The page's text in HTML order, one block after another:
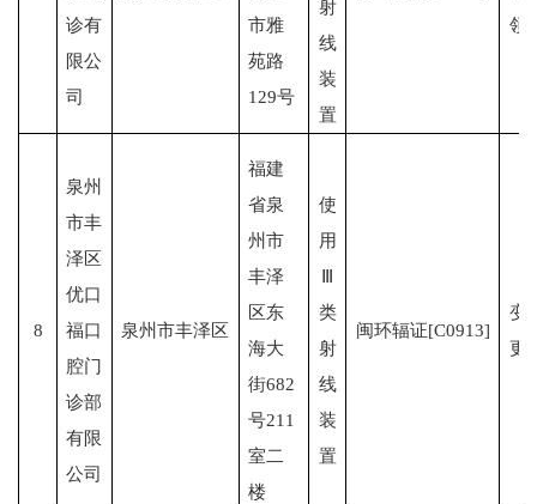
诊有
限公
司
市雅
苑路
129号
射
线
装
置
领
8
泉州
市丰
泽区
优口
福口
腔门
诊部
有限
公司
泉州市丰泽区
福建
省泉
州市
丰泽
区东
海大
街682
号211
室二
楼
使
用
Ⅲ
类
射
线
装
置
闽环辐证[C0913]
变
更